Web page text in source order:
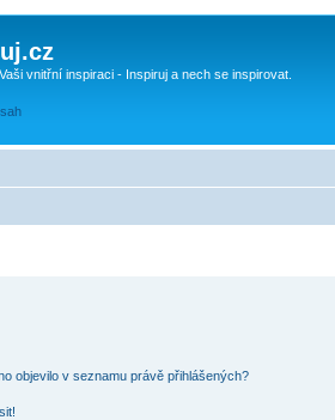
vnitřní inspiraci - Inspiruj a nech se inspirovat.
objevilo v seznamu právě přihlášených?